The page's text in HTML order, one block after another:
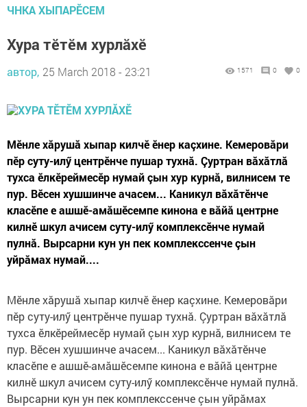
ЧНКА ХЫПАРӖСЕМ
Хура тӗтӗм хурлăхӗ
автор, 25 March 2018 - 23:21 1571 0 0
Мӗнле хăрушă хыпар килчӗ ӗнер каçхине. Кемеровăри
пӗр суту-илӳ центрӗнче пушар тухнă. Çуртран вăхăтлă
тухса ӗлкӗреймесӗр нумай çын хур курнă, вилнисем те
пур. Вӗсен хушшинче ачасем... Каникул вăхăтӗнче
класӗпе е ашшӗ-амăшӗсемпе кинона е вăйă центрне
килнӗ шкул ачисем суту-илӳ комплексӗнче нумай
пулнă. Вырсарни кун ун пек комплекссенче çын
уйрăмах нумай....
Мӗнле хăрушă хыпар килчӗ ӗнер каçхине. Кемеровăри
пӗр суту-илӳ центрӗнче пушар тухнă. Çуртран вăхăтлă
тухса ӗлкӗреймесӗр нумай çын хур курнă, вилнисем те
пур. Вӗсен хушшинче ачасем... Каникул вăхăтӗнче
класӗпе е ашшӗ-амăшӗсемпе кинона е вăйă центрне
килнӗ шкул ачисем суту-илӳ комплексӗнче нумай пулнă.
Вырсарни кун ун пек комплекссенче çын уйрăмах